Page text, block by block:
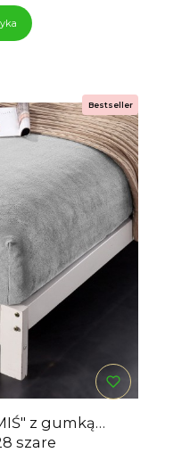
Bestseller
z gumką
szare